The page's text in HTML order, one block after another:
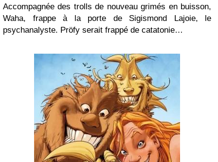
Accompagnée des trolls de nouveau grimés en buisson,
Waha, frappe à la porte de Sigismond Lajoie, le
psychanalyste. Pröfy serait frappé de catatonie…